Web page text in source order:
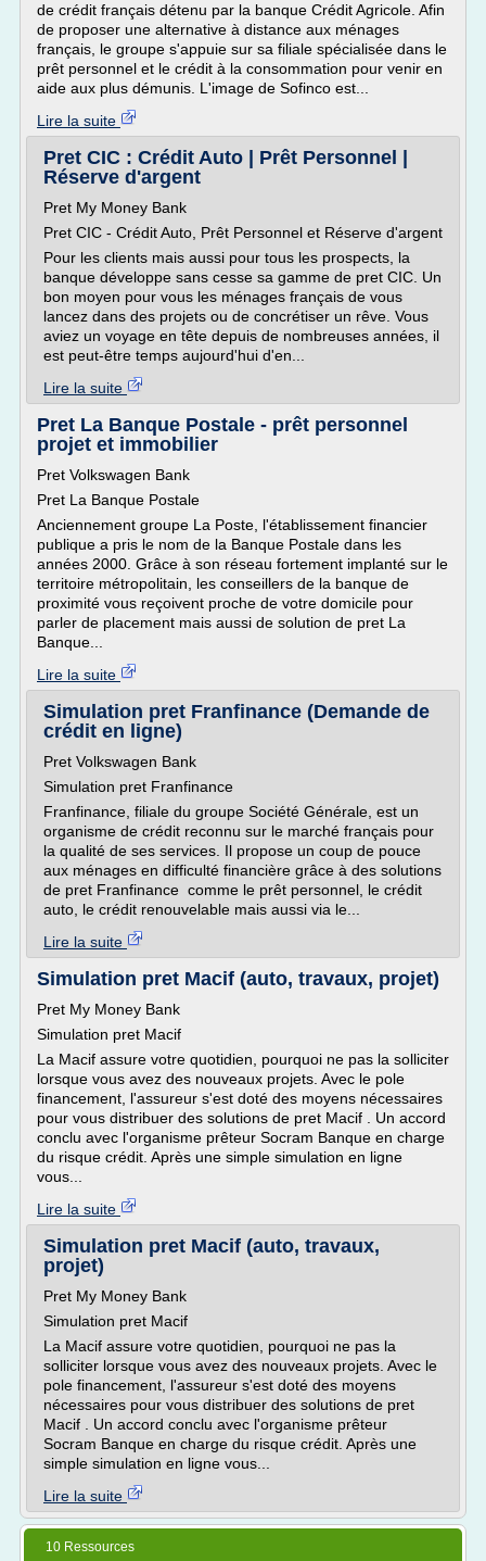
de crédit français détenu par la banque Crédit Agricole. Afin
de proposer une alternative à distance aux ménages
français, le groupe s'appuie sur sa filiale spécialisée dans le
prêt personnel et le crédit à la consommation pour venir en
aide aux plus démunis. L'image de Sofinco est...
Lire la suite
Pret CIC : Crédit Auto | Prêt Personnel |
Réserve d'argent
Pret My Money Bank
Pret CIC - Crédit Auto, Prêt Personnel et Réserve d'argent
Pour les clients mais aussi pour tous les prospects, la
banque développe sans cesse sa gamme de pret CIC. Un
bon moyen pour vous les ménages français de vous
lancez dans des projets ou de concrétiser un rêve. Vous
aviez un voyage en tête depuis de nombreuses années, il
est peut-être temps aujourd'hui d'en...
Lire la suite
Pret La Banque Postale - prêt personnel
projet et immobilier
Pret Volkswagen Bank
Pret La Banque Postale
Anciennement groupe La Poste, l'établissement financier
publique a pris le nom de la Banque Postale dans les
années 2000. Grâce à son réseau fortement implanté sur le
territoire métropolitain, les conseillers de la banque de
proximité vous reçoivent proche de votre domicile pour
parler de placement mais aussi de solution de pret La
Banque...
Lire la suite
Simulation pret Franfinance (Demande de
crédit en ligne)
Pret Volkswagen Bank
Simulation pret Franfinance
Franfinance, filiale du groupe Société Générale, est un
organisme de crédit reconnu sur le marché français pour
la qualité de ses services. Il propose un coup de pouce
aux ménages en difficulté financière grâce à des solutions
de pret Franfinance comme le prêt personnel, le crédit
auto, le crédit renouvelable mais aussi via le...
Lire la suite
Simulation pret Macif (auto, travaux, projet)
Pret My Money Bank
Simulation pret Macif
La Macif assure votre quotidien, pourquoi ne pas la solliciter
lorsque vous avez des nouveaux projets. Avec le pole
financement, l'assureur s'est doté des moyens nécessaires
pour vous distribuer des solutions de pret Macif . Un accord
conclu avec l'organisme prêteur Socram Banque en charge
du risque crédit. Après une simple simulation en ligne
vous...
Lire la suite
Simulation pret Macif (auto, travaux,
projet)
Pret My Money Bank
Simulation pret Macif
La Macif assure votre quotidien, pourquoi ne pas la
solliciter lorsque vous avez des nouveaux projets. Avec le
pole financement, l'assureur s'est doté des moyens
nécessaires pour vous distribuer des solutions de pret
Macif . Un accord conclu avec l'organisme prêteur
Socram Banque en charge du risque crédit. Après une
simple simulation en ligne vous...
Lire la suite
10 Ressources